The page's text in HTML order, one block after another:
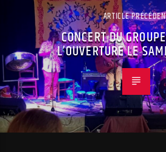
ARTICLE
CONCERT DU
L’OUVERTURE LE